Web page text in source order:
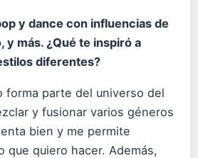
y dance con influencias de
y más. ¿Qué te inspiró a
diferentes?
forma parte del universo del
y fusionar varios géneros
bien y me permite
que quiero hacer. Además,